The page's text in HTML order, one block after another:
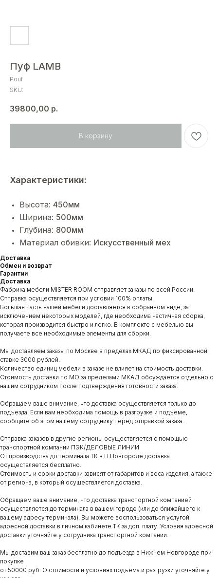
Пуф LAMB
Pouf
SKU:
39800,00 р.
В корзину
Характеристики:
Высота: 450мм
Ширина: 500мм
Глубина: 800мм
Материал обивки: Искусственный мех
Доставка
Обмен и возврат
Гарантии
Доставка
Фабрика мебели MISTER ROOM отправляет заказы по всей России.
Отправка осуществляется при условии 100% оплаты.
Большая часть нашей мебели доставляется в собранном виде, за
исключением некоторых моделей, где необходима частичная сборка,
которая производится быстро и легко. В комплекте с мебелью вы
получаете все необходимые элементы для сборки.
Мы доставляем заказы по Москве в пределах МКАД по фиксированной
ставке 3000 рублей.
Количество единиц мебели в заказе не влияет на стоимость доставки.
Стоимость доставки по МО за пределами МКАД обсуждается отдельно с
нашим сотрудником после подтверждения готовности заказа.
Обращаем ваше внимание, что доставка осуществляется только до
подъезда. Если вам необходима помощь в разгрузке и подъеме,
сообщите об этом нашему сотруднику перед отправкой заказа.
Отправка заказов в другие регионы осуществляется с помощью
транспортной компании ПЭК/ДЕЛОВЫЕ ЛИНИИ
От производства до терминала ТК в Н.Новгороде доставка
осуществляется бесплатно.
Стоимость и сроки доставки зависят от габаритов и веса изделия, а также
от региона, в который осуществляется доставка.
Обращаем ваше внимание, что доставка транспортной компанией
осуществляется до терминала в вашем городе (или до ближайшего к
вашему адресу терминала). Вы можете воспользоваться услугой
адресной доставки в личном кабинете ТК за доп. плату. Условия адресной
доставки уточняйте у сотрудника транспортной компании.
Мы доставим ваш заказ бесплатно до подъезда в Нижнем Новгороде при
покупке
от 50000 руб. О стоимости и условиях подъёма и разгрузки уточняйте у